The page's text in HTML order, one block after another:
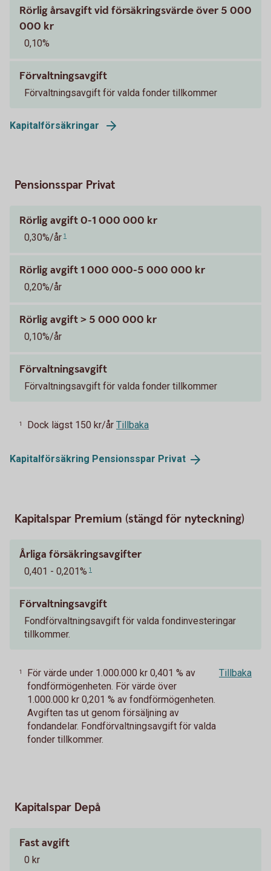
Rörlig årsavgift vid försäkringsvärde över 5 000
000 kr
0,10%
Förvaltningsavgift
Förvaltningsavgift för valda fonder tillkommer
Kapitalförsäkringar
Pensionsspar Privat
Rörlig avgift 0-1 000 000 kr
0,30%/år 1
Rörlig avgift 1 000 000-5 000 000 kr
0,20%/år
Rörlig avgift > 5 000 000 kr
0,10%/år
Förvaltningsavgift
Förvaltningsavgift för valda fonder tillkommer
1 Dock lägst 150 kr/år Tillbaka
Kapitalförsäkring Pensionsspar Privat
Kapitalspar Premium (stängd för nyteckning)
Årliga försäkringsavgifter
0,401 - 0,201% 1
Förvaltningsavgift
Fondförvaltningsavgift för valda fondinvesteringar
tillkommer.
1
För värde under 1.000.000 kr 0,401 % av
fondförmögenheten. För värde över
1.000.000 kr 0,201 % av fondförmögenheten.
Avgiften tas ut genom försäljning av
fondandelar. Fondförvaltningsavgift för valda
fonder tillkommer.
Tillbaka
Kapitalspar Depå
Fast avgift
0 kr